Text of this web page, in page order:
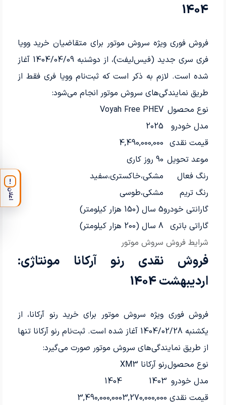
1404
فروش فوری ویژه سروش موتور برای متقاضیان خرید وویا
فری سری جدید (فیس‌لیفت)، از دوشنبه 1404/04/09 آغاز
شده است. لازم به ذکر است که ثبت‌نام وویا فری فقط از
طریق نمایندگی‌های سروش موتور انجام می‌شود:
شرایط فروش سروش موتور
نوع محصول Voyah Free PHEV
مدل خودرو
2025
قیمت نقدی 4,490,000,000
موعد تحویل 90 روز کاری
رنگ فعال
مشکی،خاکستری،سفید
رنگ تریم
مشکی،طوسی
گارانتی خودرو5 سال (150 هزار کیلومتر)
گاراتی باتری 8 سال (200 هزار کیلومتر)
فروش نقدی رنو آرکانا مونتاژی:
اردیبهشت 1404
فروش فوری ویژه سروش موتور برای خرید رنو آرکانا، از
یکشنبه 1404/02/28 آغاز شده است. ثبت‌نام رنو آرکانا تنها
از طریق نمایندگی‌های سروش موتور صورت می‌گیرد:
نوع محصولرنو آرکانا XM3
مدل خودرو 1403
1404
قیمت نقدی 3,270,000,000
3,490,000,000
!
اعلان